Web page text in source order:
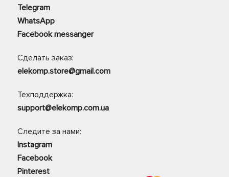
Telegram
WhatsApp
Facebook messanger
Сделать заказ:
elekomp.store@gmail.com
Техподдержка:
support@elekomp.com.ua
Следите за нами:
Instagram
Facebook
Pinterest